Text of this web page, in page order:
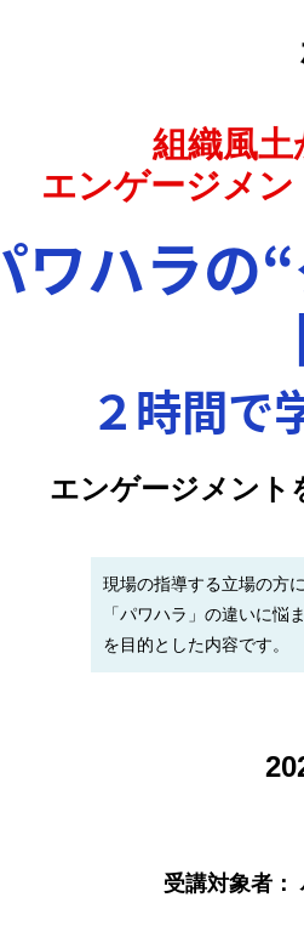
組織風
エンゲージメ
ワハラの
２時間で
エンゲージメント
現場の指導する立場の方
「パワハラ」の違いに
を目的とした内容です。
受講対象者：